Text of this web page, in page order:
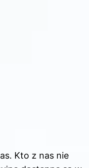
Kto z nas nie